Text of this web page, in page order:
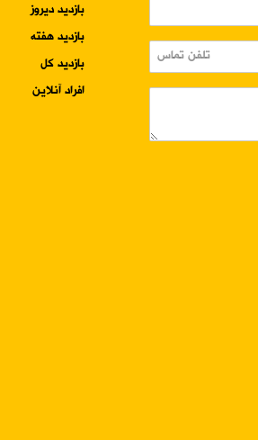
بازدید دیروز
بازدید هفته
بازدید کل
افراد آنلاین